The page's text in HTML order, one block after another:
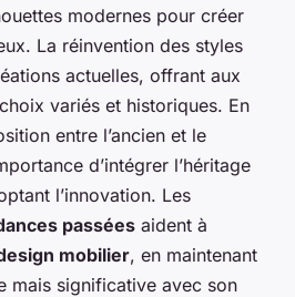
modernes pour créer
La réinvention des styles
actuelles, offrant aux
variés et historiques. En
entre l’ancien et le
d’intégrer l’héritage
l’innovation. Les
passées aident à
mobilier, en maintenant
mais significative avec son